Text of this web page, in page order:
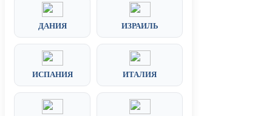
ДАНИЯ ИЗРАИЛЬ
ИСПАНИЯ ИТАЛИЯ